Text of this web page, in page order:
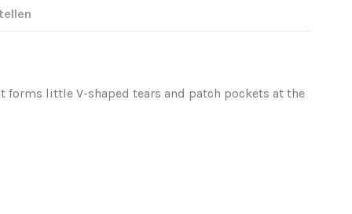
forms little V-shaped tears and patch pockets at the